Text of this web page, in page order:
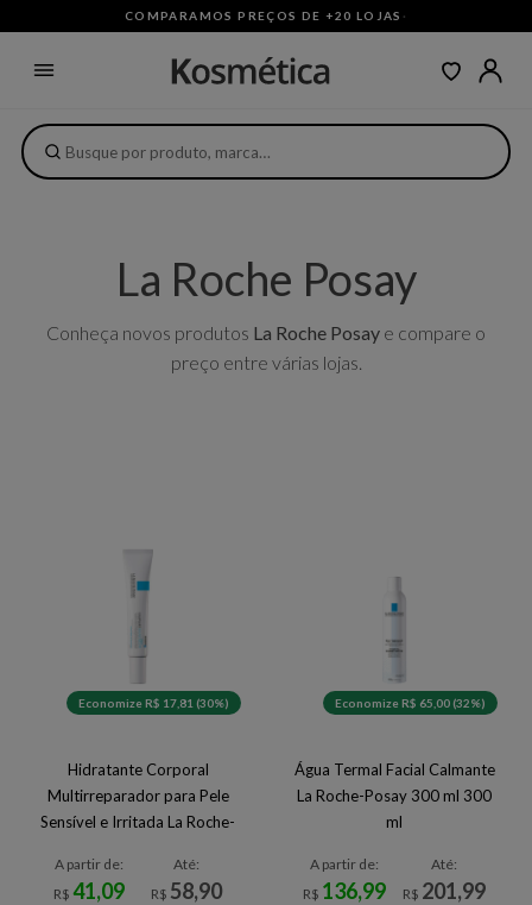
COMPARAMOS PREÇOS DE +20 LOJAS ·
La Roche Posay
Conheça novos produtos La Roche Posay e compare o
preço entre várias lojas.
Economize R$ 17,81 (30%)
Hidratante Corporal
Multirreparador para Pele
Sensível e Irritada La Roche-
A partir de:
R$41,09
Até:
R$ 58,90
Economize R$ 65,00 (32%)
Água Termal Facial Calmante
La Roche-Posay 300 ml 300
ml
A partir de:
R$ 136,99
Até:
R$ 201,99